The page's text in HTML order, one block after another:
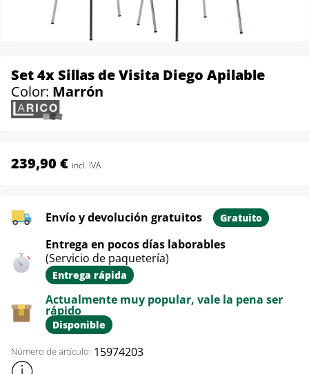
Set 4x Sillas de Visita Diego Apilable
Color: Marrón
239,90 € incl. IVA
Envío y devolución gratuitos Gratuito
Entrega en pocos días laborables
(Servicio de paquetería)
Entrega rápida
Actualmente muy popular, vale la pena ser
rápido
Disponible
Número de artículo: 15974203
Mostrar más información sobre el producto